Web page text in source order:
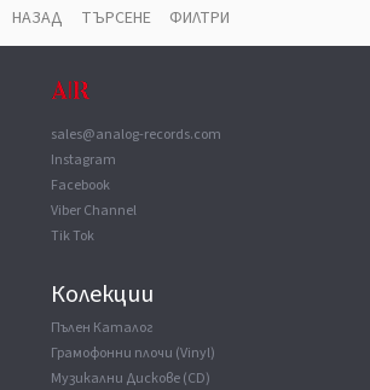
Mixed At
Recorded At
Unique Recording
НАЗАД ТЪРСЕНЕ ФИЛТРИ
sales@analog-records.com
Instagram
Facebook
Viber Channel
Tik Tok
Колекции
Пълен Каталог
Грамофонни плочи (Vinyl)
Музикални Дискове (CD)